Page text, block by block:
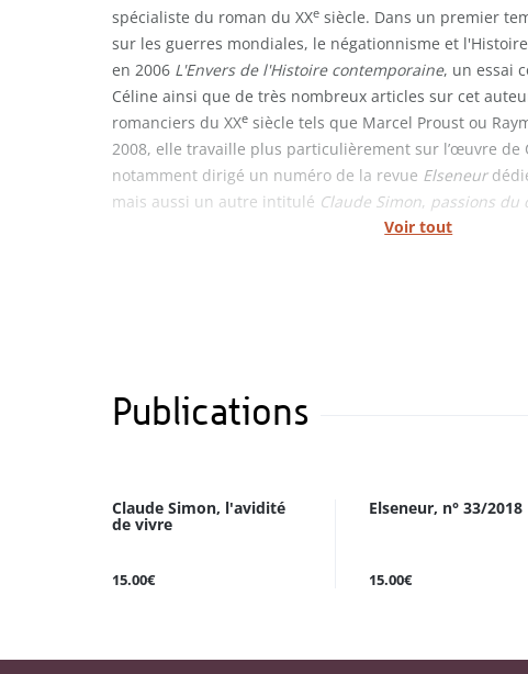
Voir tout
spécialiste du roman du XXe siècle. Dans un premier
sur les guerres mondiales, le négationnisme et
en 2006 L'Envers de l'Histoire contemporaine, un essai
Céline ainsi que de très nombreux articles sur cet
romanciers du XXe siècle tels que Marcel Proust ou
2008, elle travaille plus particulièrement sur l’œuvre de
notamment dirigé un numéro de la revue Elseneur
mais aussi un autre intitulé Claude Simon, passions du
Publications
Claude Simon, l'avidité
de vivre
15.00€
Elseneur, n° 33/2018
15.00€